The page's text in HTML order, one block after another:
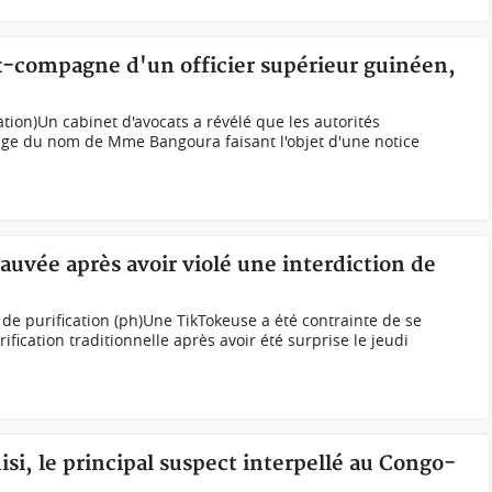
compagne d'un officier supérieur guinéen,
Un cabinet d'avocats a révélé que les autorités
du nom de Mme Bangoura faisant l'objet d'une notice
après avoir violé une interdiction de
purification (ph)Une TikTokeuse a été contrainte de se
traditionnelle après avoir été surprise le jeudi
le principal suspect interpellé au Congo-